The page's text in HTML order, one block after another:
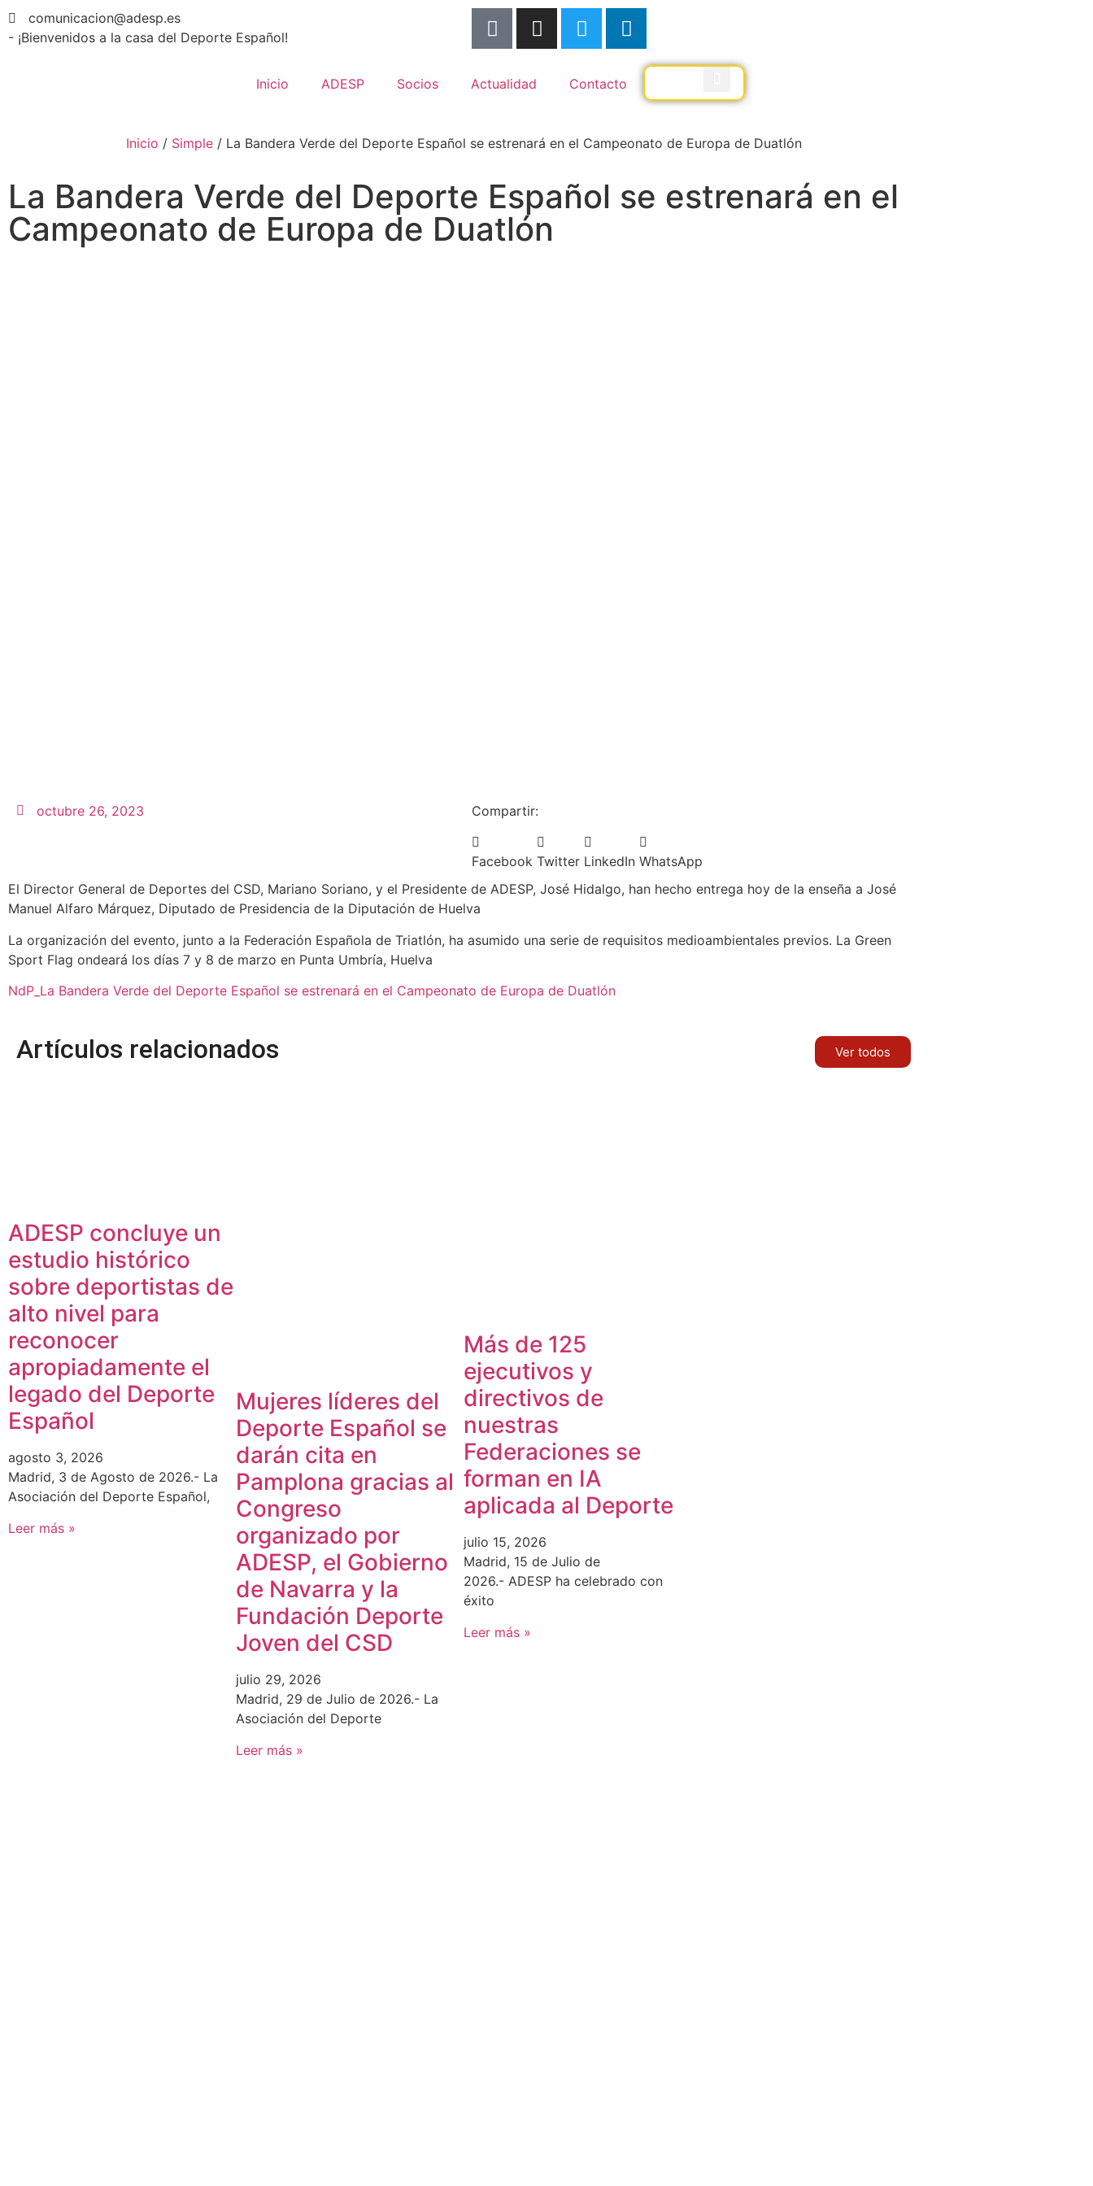
comunicacion@adesp.es
- ¡Bienvenidos a la casa del Deporte Español!
Inicio ADESP Socios Actualidad Contacto
Inicio / Simple/ La Bandera Verde del Deporte Español se estrenará en el Campeonato de Europa de Duatlón
La Bandera Verde del Deporte Español se estrenará en el
Campeonato de Europa de Duatlón
octubre 26, 2023 Compartir:
Facebook Twitter LinkedIn WhatsApp
El Director General de Deportes del CSD, Mariano Soriano, y el Presidente de ADESP, José Hidalgo, han hecho entrega hoy de la enseña a José
Manuel Alfaro Márquez, Diputado de Presidencia de la Diputación de Huelva
La organización del evento, junto a la Federación Española de Triatlón, ha asumido una serie de requisitos medioambientales previos. La Green
Sport Flag ondeará los días 7 y 8 de marzo en Punta Umbría, Huelva
NdP_La Bandera Verde del Deporte Español se estrenará en el Campeonato de Europa de Duatlón
Artículos relacionados Ver todos
ADESP concluye un
estudio histórico
sobre deportistas de
alto nivel para
reconocer
apropiadamente el
legado del Deporte
Español
agosto 3, 2026
Madrid, 3 de Agosto de 2026.- La
Asociación del Deporte Español,
Leer más »
Mujeres líderes del
Deporte Español se
darán cita en
Pamplona gracias al
Congreso
organizado por
ADESP, el Gobierno
de Navarra y la
Fundación Deporte
Joven del CSD
julio 29, 2026
Madrid, 29 de Julio de 2026.- La
Asociación del Deporte
Leer más »
Más de 125
ejecutivos y
directivos de
nuestras
Federaciones se
forman en IA
aplicada al Deporte
julio 15, 2026
Madrid, 15 de Julio de
2026.- ADESP ha celebrado con
éxito
Leer más »